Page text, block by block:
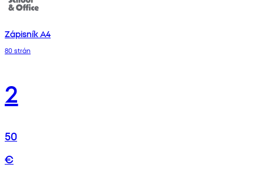
Zápisník A4
80 strán
2
50
€